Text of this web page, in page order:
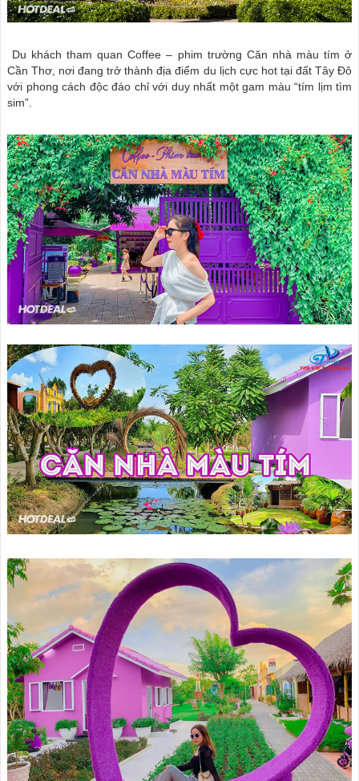
Du khách tham quan Coffee – phim trường Căn nhà màu tím ở
Cần Thơ, nơi đang trở thành địa điểm du lịch cực hot tại đất Tây Đô
với phong cách độc đáo chỉ với duy nhất một gam màu “tím lịm tìm
sim”.